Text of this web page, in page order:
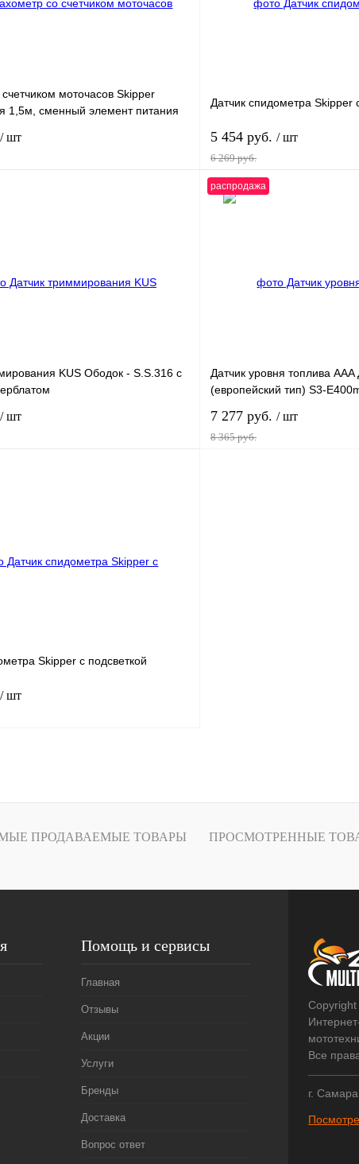
моточасов Skipper
1,5м, сменный элемент питания
/ шт
наличии
Датчик спидометра Skipper
5 454 руб. / шт
6 269 руб.
KUS Ободок - S.S.316 с
/ шт
наличии
распродажа
Датчик уровня топлива
(европейский тип) S3-
7 277 руб. / шт
8 365 руб.
Skipper с подсветкой
/ шт
К сравнению
ПРОДАВАЕМЫЕ ТОВАРЫ ПРОСМОТРЕННЫЕ
Помощь и сервисы
Главная
Отзывы
Акции
Услуги
Бренды
Доставка
Вопрос ответ
Все
г.